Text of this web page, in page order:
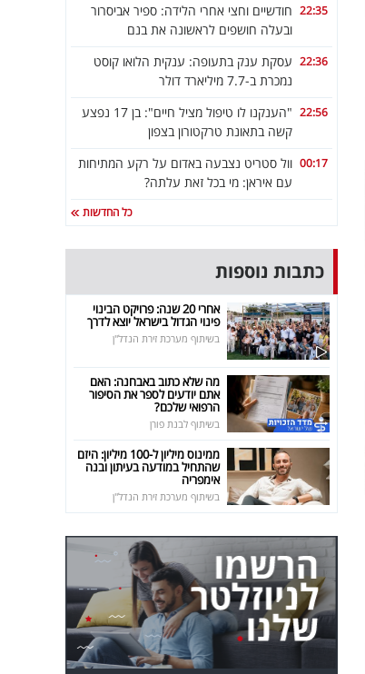
22:35 חודשיים וחצי אחרי הלידה: ספיר אביסרור
ובעלה חושפים לראשונה את בנם
22:36 עסקת ענק בתעופה: ענקית הלואו קוסט
נמכרת ב-7.7 מיליארד דולר
22:56
"הענקנו לו טיפול מציל חיים": בן 17 נפצע
קשה בתאונת טרקטורון בצפון
00:17 וול סטריט נצבעה באדום על רקע המתיחות
עם איראן: מי בכל זאת עלתה?
כל החדשות
כתבות נוספות
אחרי 20 שנה: פרויקט הבינוי
פינוי הגדול בישראל יוצא לדרך
בשיתוף מערכת זירת הנדל"ן
מה שלא כתוב באבחנה: האם
אתם יודעים לספר את הסיפור
הרפואי שלכם?
בשיתוף לבנת פורן
ממינוס מיליון ל-100 מיליון: היזם
שהתחיל במודעה בעיתון ובנה
אימפריה
בשיתוף מערכת זירת הנדל"ן